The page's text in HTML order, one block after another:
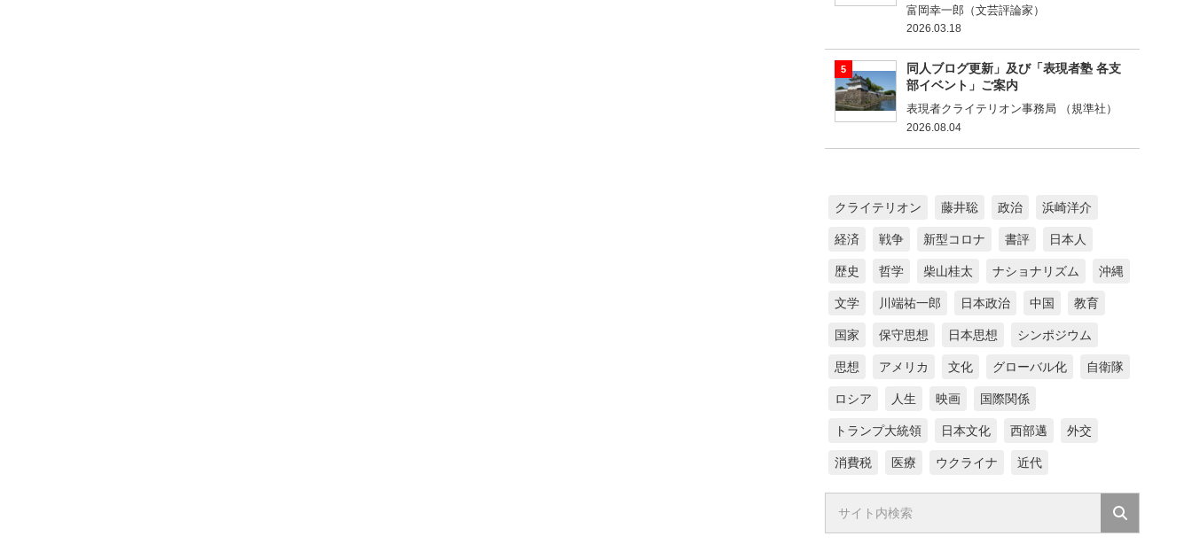
富岡幸一郎（文芸評論家）
2026.03.18
同人ブログ更新」及び「表現者塾 各支
部イベント」ご案内
表現者クライテリオン事務局 （規準社）
2026.08.04
クライテリオン 藤井聡 政治 浜崎洋介
経済 戦争 新型コロナ 書評 日本人
歴史 哲学 柴山桂太 ナショナリズム 沖縄
文学 川端祐一郎 日本政治 中国 教育
国家 保守思想 日本思想 シンポジウム
思想 アメリカ 文化 グローバル化 自衛隊
ロシア 人生 映画 国際関係
トランプ大統領 日本文化 西部邁 外交
消費税 医療 ウクライナ 近代